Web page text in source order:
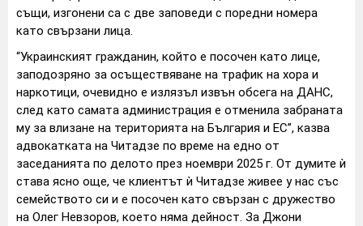
същи, изгонени са с две заповеди с поредни номера
като свързани лица.
“Украинският гражданин, който е посочен като лице,
заподозряно за осъществяване на трафик на хора и
наркотици, очевидно е излязъл извън обсега на ДАНС,
след като самата администрация е отменила забраната
му за влизане на територията на България и ЕС”, казва
адвокатката на Читадзе по време на едно от
заседанията по делото през ноември 2025 г. От думите ѝ
става ясно още, че клиентът ѝ Читадзе живее у нас със
семейството си и е посочен като свързан с дружество
на Олег Невзоров, което няма дейност. За Джони